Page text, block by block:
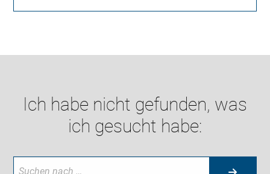
Ich habe nicht gefunden, was
ich gesucht habe: